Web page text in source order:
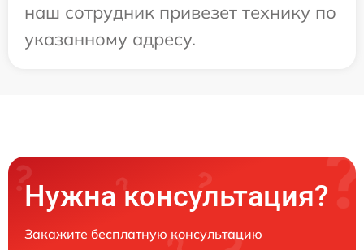
наш сотрудник привезет технику по
указанному адресу.
Нужна консультация?
Закажите бесплатную консультацию